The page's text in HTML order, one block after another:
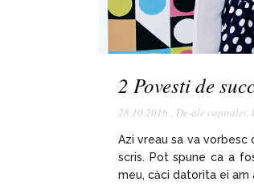
2 Povesti de
28.10.2016 , De-ale capitalei,
Azi vreau sa va
scris. Pot spune ca a
meu, căci datorita ei am